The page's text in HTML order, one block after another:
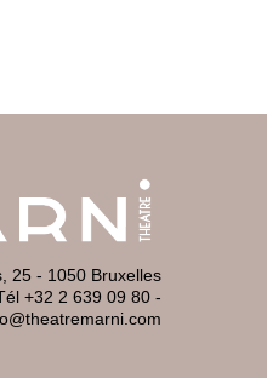
25 - 1050 Bruxelles
+32 2 639 09 80 -